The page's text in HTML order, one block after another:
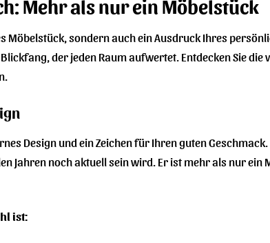
Mehr als nur ein Möbelstück
Möbelstück, sondern auch ein Ausdruck Ihres
der jeden Raum aufwertet. Entdecken Sie
Design und ein Zeichen für Ihren guten
Jahren noch aktuell sein wird. Er ist mehr als nur
ist: